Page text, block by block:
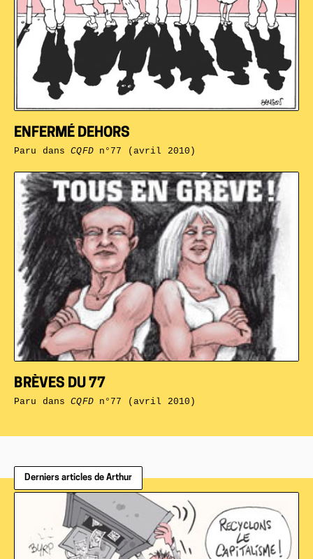
BRÈVES DU 77
Paru dansCQFDn°77 (avril 2010)
ENFERMÉ DEHORS
Paru dansCQFDn°77 (avril 2010)
Derniers articles de Arthur